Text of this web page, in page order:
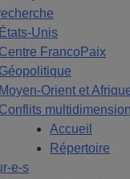
États-Unis
Centre FrancoPaix
Géopolitique
Moyen-Orient et
Conflits
Accueil
Répertoire
e-s